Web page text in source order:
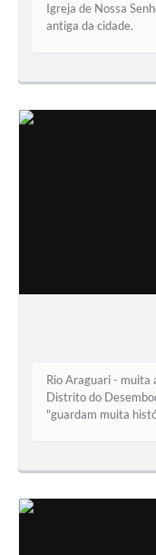
Igreja de Nossa
antiga da cidade.
Rio Araguari - muita
Distrito do
"guardam muita